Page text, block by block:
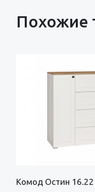
Похожие
Комод Остин